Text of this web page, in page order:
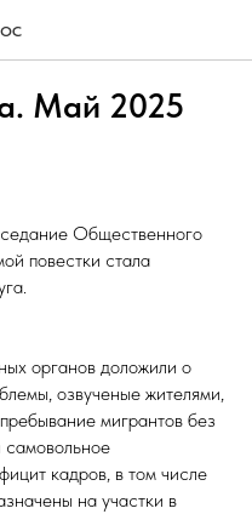
ОС
Май 2025
Общественного
повестки стала
органов доложили о
озвученые жителями,
мигрантов без
самовольное
кадров, в том числе
на участки в